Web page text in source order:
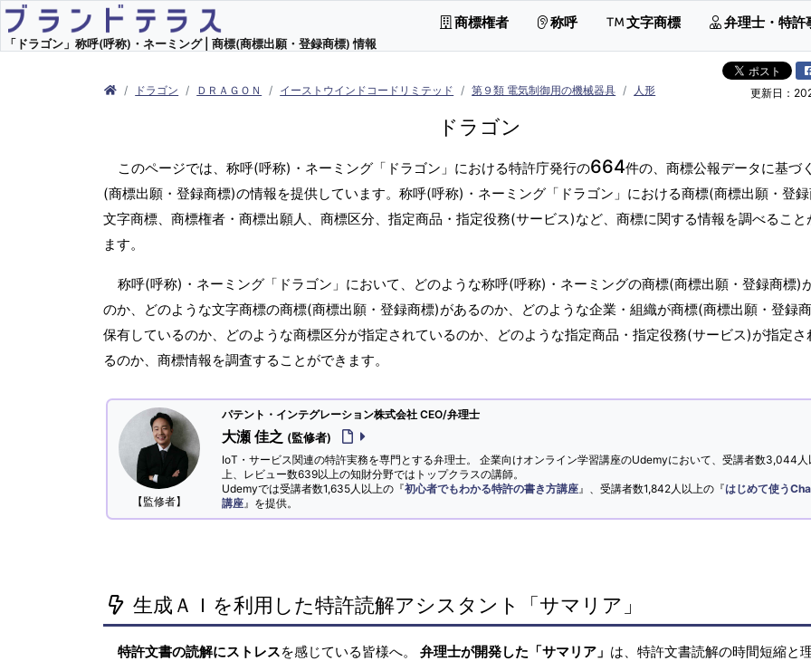
「ドラゴン」称呼(呼称)・ネーミング | 商標(商標出願・登録商標) 情報
商標権者 称呼 文字商標 弁理士・特許
ドラゴン ＤＲＡＧＯＮ イーストウインドコードリミテッド 第９類 電気制御用の機械器具 人形 更新日：
ドラゴン
このページでは、称呼(呼称)・ネーミング「ドラゴン」における特許庁発行の664件の、商標公報データに基づ
(商標出願・登録商標)の情報を提供しています。称呼(呼称)・ネーミング「ドラゴン」における商標(商標出願・登
文字商標、商標権者・商標出願人、商標区分、指定商品・指定役務(サービス)など、商標に関する情報を調べること
ます。
称呼(呼称)・ネーミング「ドラゴン」において、どのような称呼(呼称)・ネーミングの商標(商標出願・登録商標)
のか、どのような文字商標の商標(商標出願・登録商標)があるのか、どのような企業・組織が商標(商標出願・登録
保有しているのか、どのような商標区分が指定されているのか、どのような指定商品・指定役務(サービス)が指定さ
るのか、商標情報を調査することができます。
【監修者】
パテント・インテグレーション株式会社 CEO/弁理士
大瀬 佳之 (監修者)
IoT・サービス関連の特許実務を専門とする弁理士。 企業向けオンライン学習講座のUdemyにおいて、受講者数3,044人
上、レビュー数639以上の知財分野ではトップクラスの講師。
Udemyでは受講者数1,635人以上の『初心者でもわかる特許の書き方講座 』、受講者数1,842人以上の『はじめて使う
講座 』を提供。
生成ＡＩを利用した特許読解アシスタント「サマリア」
特許文書の読解にストレスを感じている皆様へ。 弁理士が開発した「サマリア」 は、特許文書読解の時間短縮と